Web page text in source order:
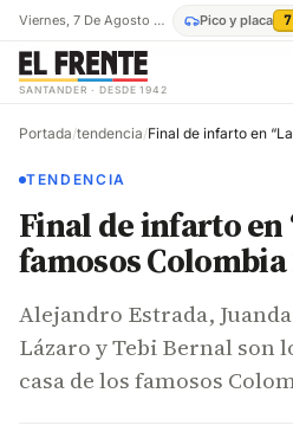
Viernes, 7 De Agosto De 2026 Pico y placa
SANTANDER · DESDE 1942
Portada/tendencia/
TENDENCIA
Final de infarto en
famosos Colombia
Alejandro Estrada,
Lázaro y Tebi Bernal son
casa de los famosos